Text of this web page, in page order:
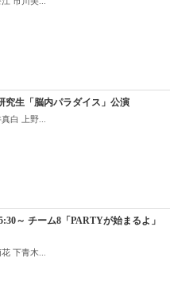
究生「脳内パラダイス」公演
白 上野...
～ チーム8「PARTYが始まるよ」
下青木...